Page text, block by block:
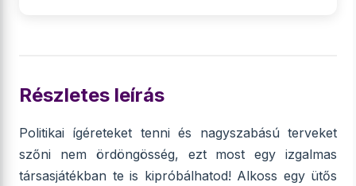
Részletes leírás
Politikai ígéreteket tenni és nagyszabású terveket
szőni nem ördöngösség, ezt most egy izgalmas
társasjátékban te is kipróbálhatod! Alkoss egy ütős